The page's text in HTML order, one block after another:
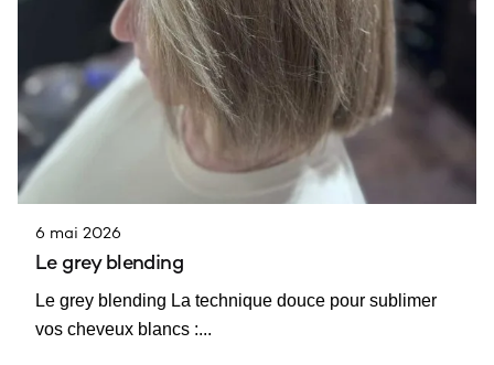
6 mai 2026
Le grey blending
Le grey blending La technique douce pour sublimer
vos cheveux blancs :...